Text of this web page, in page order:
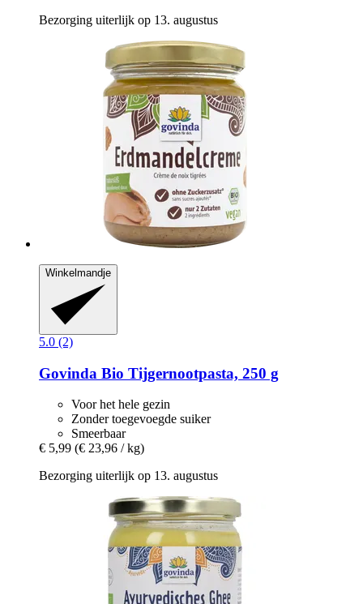
Bezorging uiterlijk op 13. augustus
Winkelmandje
5.0 (2)
Govinda Bio Tijgernootpasta, 250 g
Voor het hele gezin
Zonder toegevoegde suiker
Smeerbaar
€ 5,99 (€ 23,96 / kg)
Bezorging uiterlijk op 13. augustus